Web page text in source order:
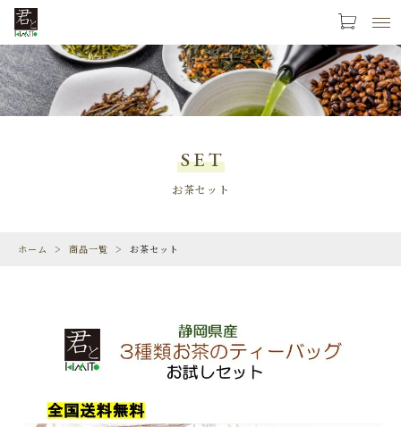
お気に入り LOGIN
CHECKED PRODUCTS
注文履歴
キャンペーン
SET
お茶セット
ホーム 商品一覧 お茶セット